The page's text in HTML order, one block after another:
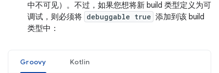
中不可见）。不过，如果您想将新 build 类型定义为可
调试，则必须将 debuggable true 添加到该 build
类型中：
Groovy Kotlin